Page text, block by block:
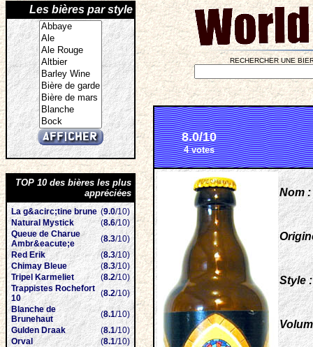
Les bières par style
TOP 10 des bières les plus
appréciées
La g&acirc;tine brune (9.0/10)
Natural Mystick
(8.6/10)
Queue de Charue
Ambr&eacute;e
(8.3/10)
Red Erik
(8.3/10)
Chimay Bleue
(8.3/10)
Tripel Karmeliet
(8.2/10)
Trappistes Rochefort
10
(8.2/10)
Blanche de
Brunehaut
(8.1/10)
Gulden Draak
(8.1/10)
Orval
(8.1/10)
RECHERCHER UNE
8.0/10
4 votes
Nom :
Style :